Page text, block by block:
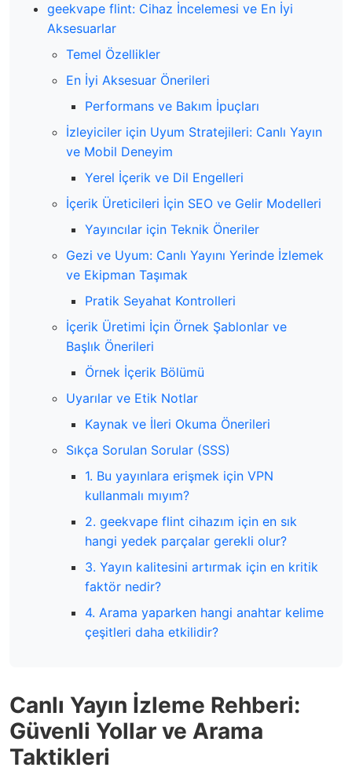
geekvape flint: Cihaz İncelemesi ve En İyi
Aksesuarlar
Temel Özellikler
En İyi Aksesuar Önerileri
Performans ve Bakım İpuçları
İzleyiciler için Uyum Stratejileri: Canlı Yayın
ve Mobil Deneyim
Yerel İçerik ve Dil Engelleri
İçerik Üreticileri İçin SEO ve Gelir Modelleri
Yayıncılar için Teknik Öneriler
Gezi ve Uyum: Canlı Yayını Yerinde İzlemek
ve Ekipman Taşımak
Pratik Seyahat Kontrolleri
İçerik Üretimi İçin Örnek Şablonlar ve
Başlık Önerileri
Örnek İçerik Bölümü
Uyarılar ve Etik Notlar
Kaynak ve İleri Okuma Önerileri
Sıkça Sorulan Sorular (SSS)
1. Bu yayınlara erişmek için VPN
kullanmalı mıyım?
2. geekvape flint cihazım için en sık
hangi yedek parçalar gerekli olur?
3. Yayın kalitesini artırmak için en kritik
faktör nedir?
4. Arama yaparken hangi anahtar kelime
çeşitleri daha etkilidir?
Canlı Yayın İzleme Rehberi:
Güvenli Yollar ve Arama
Taktikleri